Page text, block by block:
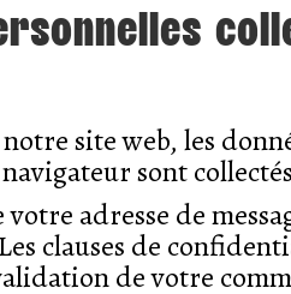
site web, les
sont
adresse de
clauses de
de votre